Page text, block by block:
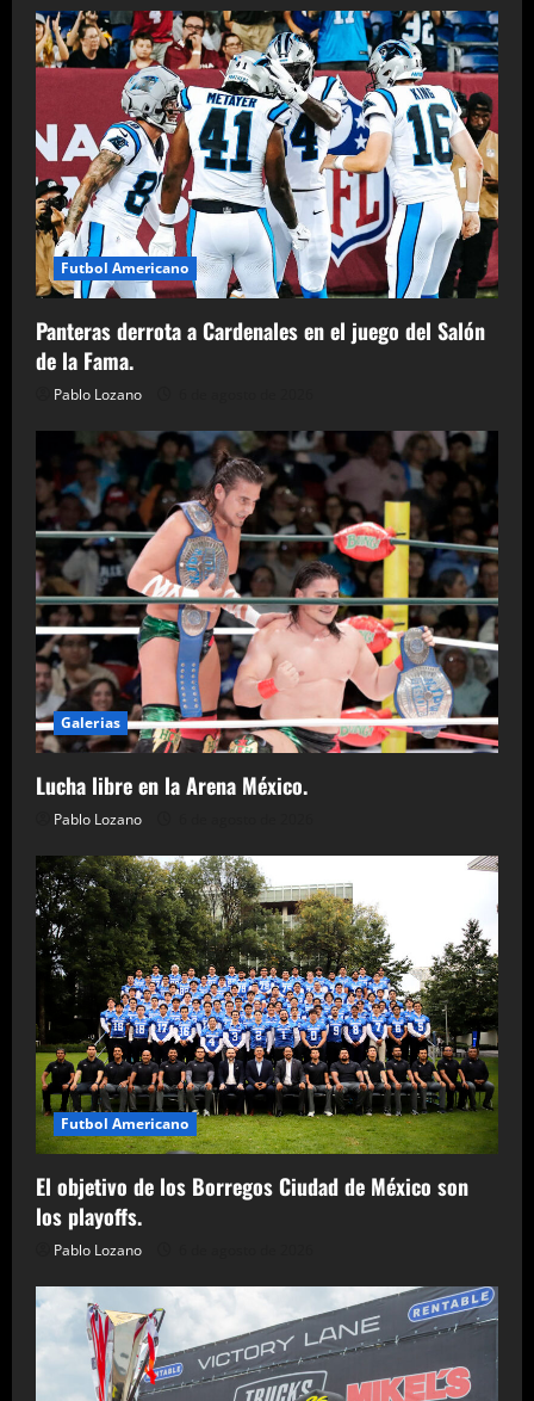
Futbol Americano
Panteras derrota a Cardenales en el juego del Salón
de la Fama.
Pablo Lozano
Galerias
Lucha libre en la Arena México.
Pablo Lozano
Futbol Americano
El objetivo de los Borregos Ciudad de México son
los playoffs.
Pablo Lozano